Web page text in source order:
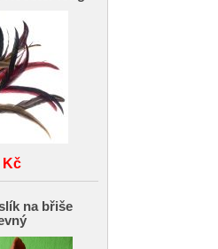
Kč
na břiše